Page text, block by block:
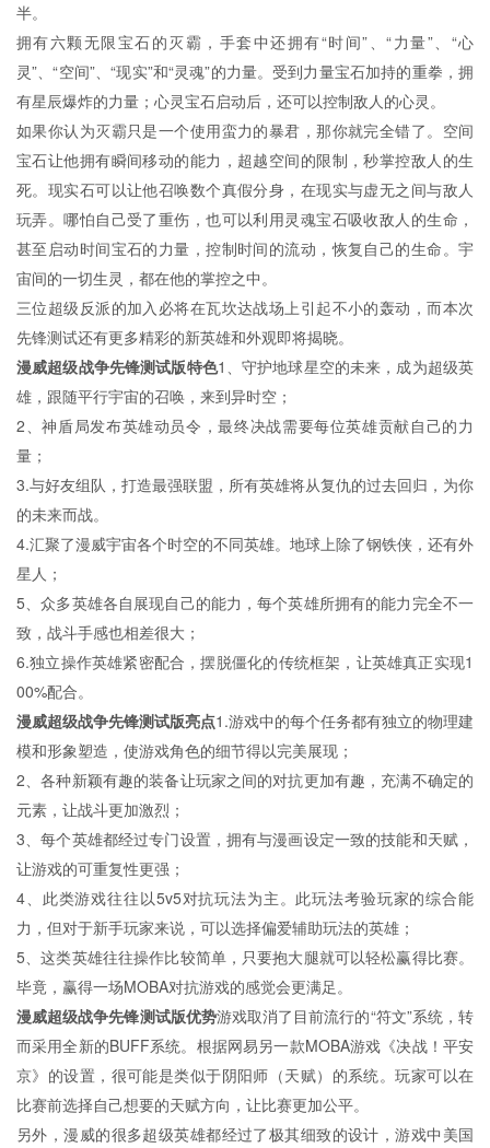
半。
拥有六颗无限宝石的灭霸，手套中还拥有“时间”、“力量”、“心
灵”、“空间”、“现实”和“灵魂”的力量。受到力量宝石加持的重拳，拥
有星辰爆炸的力量；心灵宝石启动后，还可以控制敌人的心灵。
如果你认为灭霸只是一个使用蛮力的暴君，那你就完全错了。空间
宝石让他拥有瞬间移动的能力，超越空间的限制，秒掌控敌人的生
死。现实石可以让他召唤数个真假分身，在现实与虚无之间与敌人
玩弄。哪怕自己受了重伤，也可以利用灵魂宝石吸收敌人的生命，
甚至启动时间宝石的力量，控制时间的流动，恢复自己的生命。宇
宙间的一切生灵，都在他的掌控之中。
三位超级反派的加入必将在瓦坎达战场上引起不小的轰动，而本次
先锋测试还有更多精彩的新英雄和外观即将揭晓。
漫威超级战争先锋测试版特色1、守护地球星空的未来，成为超级英
雄，跟随平行宇宙的召唤，来到异时空；
2、神盾局发布英雄动员令，最终决战需要每位英雄贡献自己的力
量；
3.与好友组队，打造最强联盟，所有英雄将从复仇的过去回归，为你
的未来而战。
4.汇聚了漫威宇宙各个时空的不同英雄。地球上除了钢铁侠，还有外
星人；
5、众多英雄各自展现自己的能力，每个英雄所拥有的能力完全不一
致，战斗手感也相差很大；
6.独立操作英雄紧密配合，摆脱僵化的传统框架，让英雄真正实现1
00%配合。
漫威超级战争先锋测试版亮点1.游戏中的每个任务都有独立的物理建
模和形象塑造，使游戏角色的细节得以完美展现；
2、各种新颖有趣的装备让玩家之间的对抗更加有趣，充满不确定的
元素，让战斗更加激烈；
3、每个英雄都经过专门设置，拥有与漫画设定一致的技能和天赋，
让游戏的可重复性更强；
4、此类游戏往往以5v5对抗玩法为主。此玩法考验玩家的综合能
力，但对于新手玩家来说，可以选择偏爱辅助玩法的英雄；
5、这类英雄往往操作比较简单，只要抱大腿就可以轻松赢得比赛。
毕竟，赢得一场MOBA对抗游戏的感觉会更满足。
漫威超级战争先锋测试版优势游戏取消了目前流行的“符文”系统，转
而采用全新的BUFF系统。根据网易另一款MOBA游戏《决战！平安
京》的设置，很可能是类似于阴阳师（天赋）的系统。玩家可以在
比赛前选择自己想要的天赋方向，让比赛更加公平。
另外，漫威的很多超级英雄都经过了极其细致的设计，游戏中美国